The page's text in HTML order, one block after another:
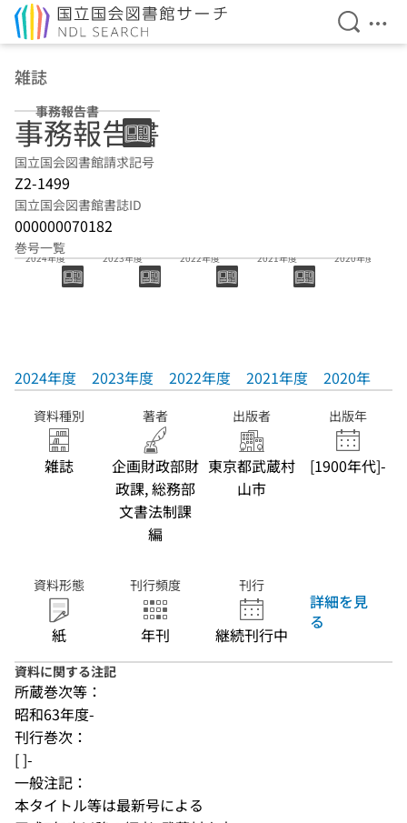
検索を
メ
雑誌
事務報告書
事務報告書
国立国会図書館請求記号
Z2-1499
国立国会図書館書誌ID
000000070182
巻号一覧
2024年度
2024年度
2023年度
2023年度
2022年度
2022年度
2021年度
2021年度
2020年度
2020年度
資料種別
雑誌
著者
企画財政部財
政課, 総務部
文書法制課
編
出版者
東京都武蔵村
山市
出版年
[1900年代]-
資料形態
紙
刊行頻度
年刊
刊行
継続刊行中
詳細を見
る
資料に関する注記
所蔵巻次等：
昭和63年度-
刊行巻次：
[ ]-
一般注記：
本タイトル等は最新号による